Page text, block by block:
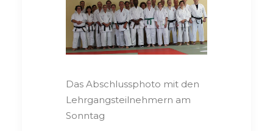
Das Abschlussphoto mit den
Lehrgangsteilnehmern am
Sonntag